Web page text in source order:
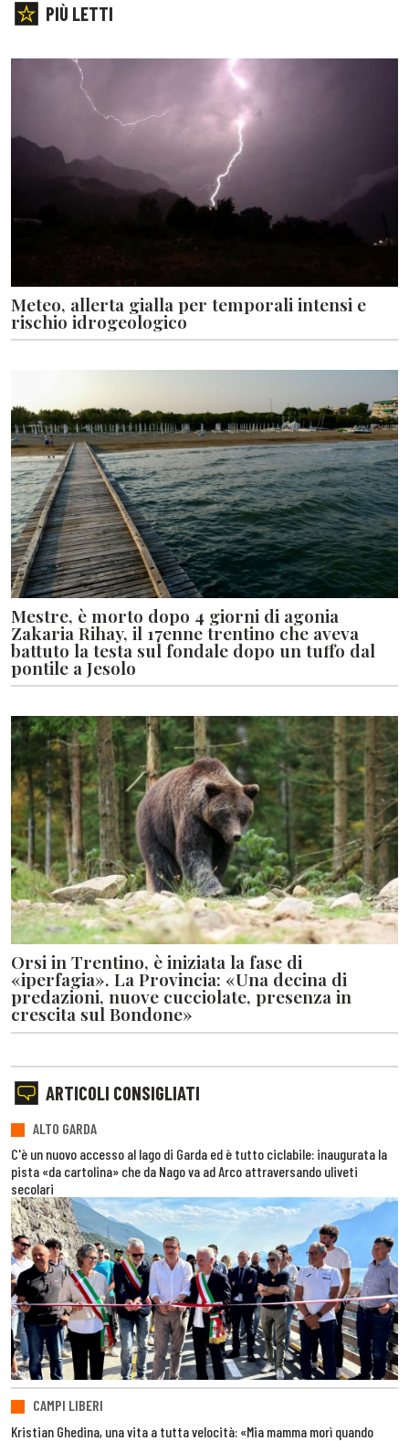
PIÙ LETTI
Meteo, allerta gialla per temporali intensi e
rischio idrogeologico
Mestre, è morto dopo 4 giorni di agonia
Zakaria Rihay, il 17enne trentino che aveva
battuto la testa sul fondale dopo un tuffo dal
pontile a Jesolo
Orsi in Trentino, è iniziata la fase di
«iperfagia». La Provincia: «Una decina di
predazioni, nuove cucciolate, presenza in
crescita sul Bondone»
ARTICOLI CONSIGLIATI
ALTO GARDA
C'è un nuovo accesso al lago di Garda ed è tutto ciclabile: inaugurata la
pista «da cartolina» che da Nago va ad Arco attraversando uliveti
secolari
CAMPI LIBERI
Kristian Ghedina, una vita a tutta velocità: «Mia mamma morì quando